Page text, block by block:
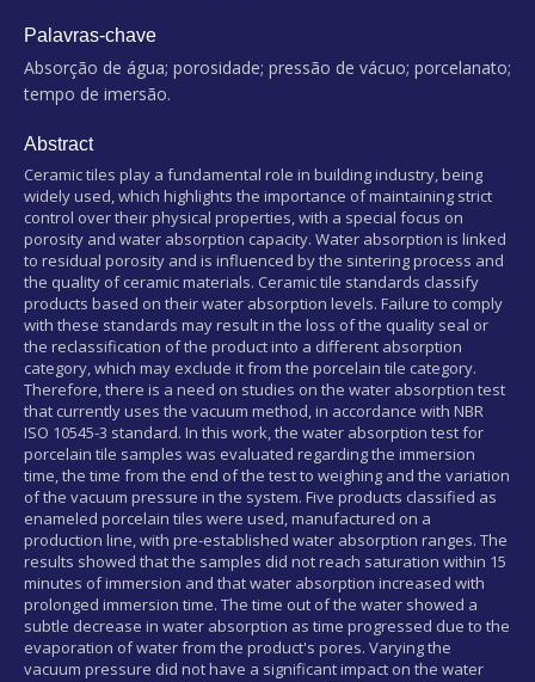
Palavras-chave
Absorção de água; porosidade; pressão de vácuo; porcelanato;
tempo de imersão.
Abstract
Ceramic tiles play a fundamental role in building industry, being
widely used, which highlights the importance of maintaining strict
control over their physical properties, with a special focus on
porosity and water absorption capacity. Water absorption is linked
to residual porosity and is influenced by the sintering process and
the quality of ceramic materials. Ceramic tile standards classify
products based on their water absorption levels. Failure to comply
with these standards may result in the loss of the quality seal or
the reclassification of the product into a different absorption
category, which may exclude it from the porcelain tile category.
Therefore, there is a need on studies on the water absorption test
that currently uses the vacuum method, in accordance with NBR
ISO 10545-3 standard. In this work, the water absorption test for
porcelain tile samples was evaluated regarding the immersion
time, the time from the end of the test to weighing and the variation
of the vacuum pressure in the system. Five products classified as
enameled porcelain tiles were used, manufactured on a
production line, with pre-established water absorption ranges. The
results showed that the samples did not reach saturation within 15
minutes of immersion and that water absorption increased with
prolonged immersion time. The time out of the water showed a
subtle decrease in water absorption as time progressed due to the
evaporation of water from the product's pores. Varying the
vacuum pressure did not have a significant impact on the water